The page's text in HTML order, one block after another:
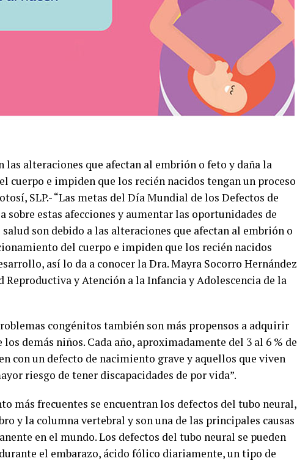
las alteraciones que afectan al embrión o feto y daña la
cuerpo e impiden que los recién nacidos tengan un proceso
SLP.- “Las metas del Día Mundial de los Defectos de
sobre estas afecciones y aumentar las oportunidades de
son debido a las alteraciones que afectan al embrión o
del cuerpo e impiden que los recién nacidos
así lo da a conocer la Dra. Mayra Socorro Hernández
y Atención a la Infancia y Adolescencia de la
congénitos también son más propensos a adquirir
demás niños. Cada año, aproximadamente del 3 al 6 % de
con un defecto de nacimiento grave y aquellos que viven
riesgo de tener discapacidades de por vida”.
más frecuentes se encuentran los defectos del tubo neural,
y la columna vertebral y son una de las principales causas
en el mundo. Los defectos del tubo neural se pueden
el embarazo, ácido fólico diariamente, un tipo de